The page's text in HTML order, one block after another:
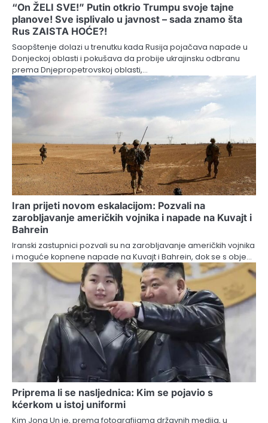
“On ŽELI SVE!” Putin otkrio Trumpu svoje tajne
planove! Sve isplivalo u javnost – sada znamo šta
Rus ZAISTA HOĆE?!
Saopštenje dolazi u trenutku kada Rusija pojačava napade u
Donjeckoj oblasti i pokušava da probije ukrajinsku odbranu
prema Dnjepropetrovskoj oblasti,…
Iran prijeti novom eskalacijom: Pozvali na
zarobljavanje američkih vojnika i napade na Kuvajt i
Bahrein
Iranski zastupnici pozvali su na zarobljavanje američkih vojnika
i moguće kopnene napade na Kuvajt i Bahrein, dok se s obje…
Priprema li se nasljednica: Kim se pojavio s
kćerkom u istoj uniformi
Kim Jong Un je, prema fotografijama državnih medija, u